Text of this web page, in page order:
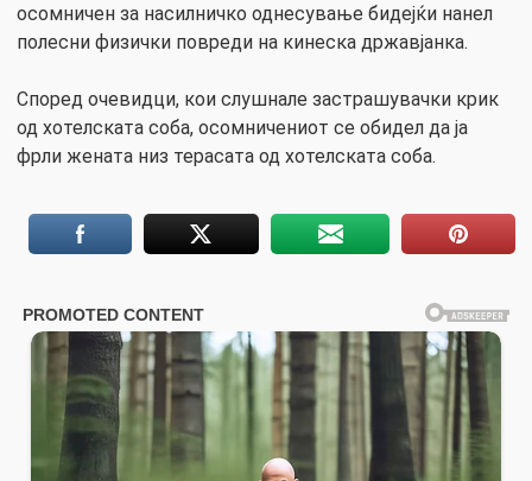
осомничен за насилничко однесување бидејќи нанел
полесни физички повреди на кинеска државјанка.
Според очевидци, кои слушнале застрашувачки крик
од хотелската соба, осомничениот се обидел да ја
фрли жената низ терасата од хотелската соба.